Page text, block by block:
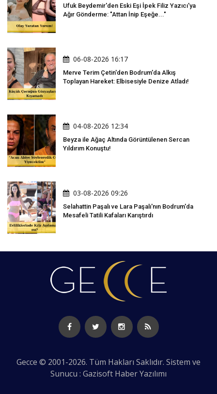
Ufuk Beydemir'den Eski Eşi İpek Filiz Yazıcı'ya
Ağır Gönderme: "Attan İnip Eşeğe..."
06-08-2026 16:17
Merve Terim Çetin'den Bodrum'da Alkış
Toplayan Hareket: Elbisesiyle Denize Atladı!
04-08-2026 12:34
Beyza ile Ağaç Altında Görüntülenen Sercan
Yıldırım Konuştu!
03-08-2026 09:26
Selahattin Paşalı ve Lara Paşalı'nın Bodrum'da
Mesafeli Tatili Kafaları Karıştırdı
Gecce © 2001-2026. Tüm Hakları Saklıdır. Sistem ve
Sunucu : Gazisoft Haber Yazılımı